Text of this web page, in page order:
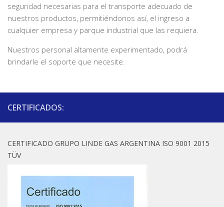
seguridad necesarias para el transporte adecuado de
nuestros productos, permitiéndonos así, el ingreso a
cualquier empresa y parque industrial que las requiera.
Nuestros personal altamente experimentado, podrá
brindarle el soporte que necesite.
CERTIFICADOS:
CERTIFICADO GRUPO LINDE GAS ARGENTINA ISO 9001 2015
TÜV